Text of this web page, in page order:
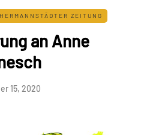
HERMANNSTÄDTER ZEITUNG
an Anne
15, 2020